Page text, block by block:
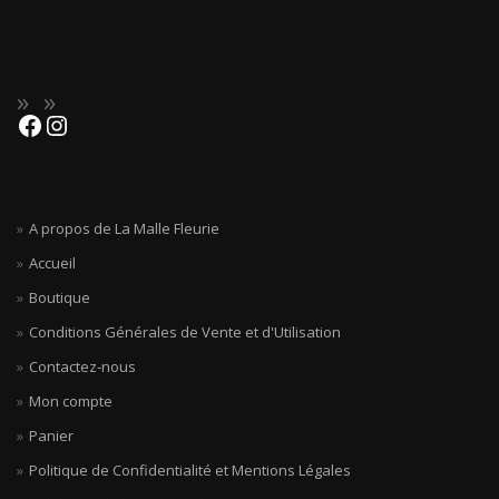
A propos de La Malle Fleurie
Accueil
Boutique
Conditions Générales de Vente et d'Utilisation
Contactez-nous
Mon compte
Panier
Politique de Confidentialité et Mentions Légales